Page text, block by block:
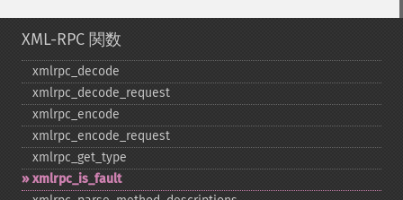
XML-RPC 関数
xmlrpc_​decode
xmlrpc_​decode_​request
xmlrpc_​encode
xmlrpc_​encode_​request
xmlrpc_​get_​type
xmlrpc_​is_​fault